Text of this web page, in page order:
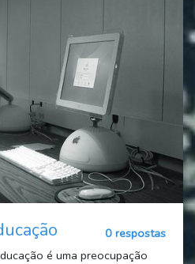
0 respostas
é uma preocupação